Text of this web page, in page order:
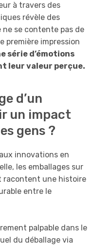
à travers des
révèle des
ne se contente pas de
première impression
série d’émotions
leur valeur perçue.
d’un
un impact
gens ?
innovations en
les emballages sur
racontent une histoire
entre le
palpable dans le
du déballage via